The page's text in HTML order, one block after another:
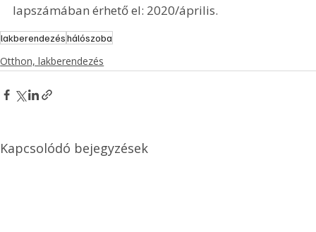
lapszámában érhető el: 2020/április.
lakberendezéshálószoba
Otthon, lakberendezés
Kapcsolódó bejegyzések